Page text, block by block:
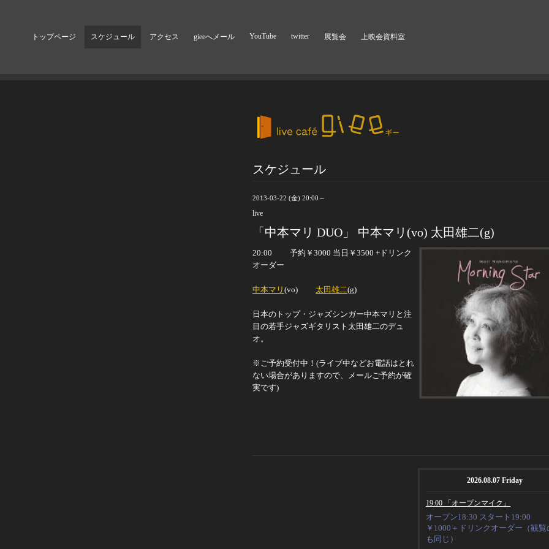
トップページ スケジュール アクセス gieeへメール YouTube twitter 展覧会 上映会資料室
スケジュール
2013-03-22 (金) 20:00～
live
「中本マリ DUO」 中本マリ(vo) 太田雄二(g)
20:00 予約￥ 3000 当日￥ 3500 + ドリンク
オーダー
中本マリ (vo) 太田雄二(g)
日本のトップ・ジャズシンガー中本マリと注
目の若手ジャズギタリスト太田雄二のデュ
オ。
※ご予約受付中！ (ライブ中などお電話はとれ
ない場合がありますので、メールご予約が確
実です)
2026.08.07 Friday
19:00 「オープンマイク」
オープン18:30 スタート19:00
￥1000＋ドリンクオーダー（観覧
も同じ）